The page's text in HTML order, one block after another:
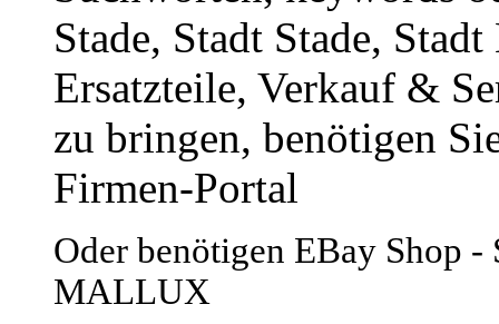
Stade, Stadt Stade,
Ersatzteile, Verkauf &
zu bringen, benötigen
Firmen-Portal
Oder benötigen EBay Shop
MALLUX